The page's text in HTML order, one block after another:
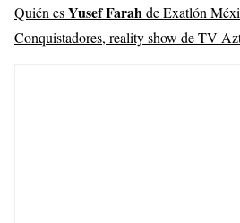
Quién esYusef Farah de Exatlón
Conquistadores, reality show de TV